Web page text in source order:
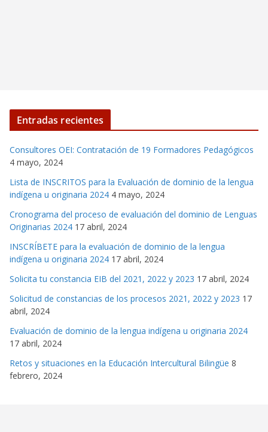
Entradas recientes
Consultores OEI: Contratación de 19 Formadores Pedagógicos
4 mayo, 2024
Lista de INSCRITOS para la Evaluación de dominio de la lengua
indígena u originaria 2024 4 mayo, 2024
Cronograma del proceso de evaluación del dominio de Lenguas
Originarias 2024 17 abril, 2024
INSCRÍBETE para la evaluación de dominio de la lengua
indígena u originaria 2024 17 abril, 2024
Solicita tu constancia EIB del 2021, 2022 y 2023 17 abril, 2024
Solicitud de constancias de los procesos 2021, 2022 y 2023 17
abril, 2024
Evaluación de dominio de la lengua indígena u originaria 2024
17 abril, 2024
Retos y situaciones en la Educación Intercultural Bilingüe 8
febrero, 2024